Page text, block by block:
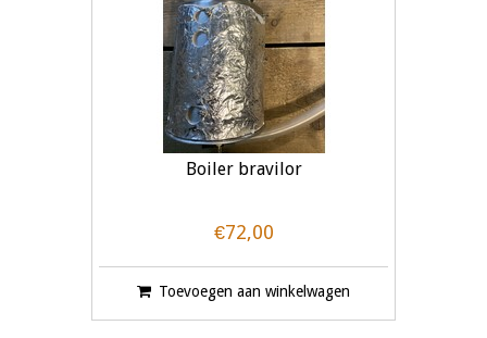
Boiler bravilor
€72,00
Toevoegen aan winkelwagen